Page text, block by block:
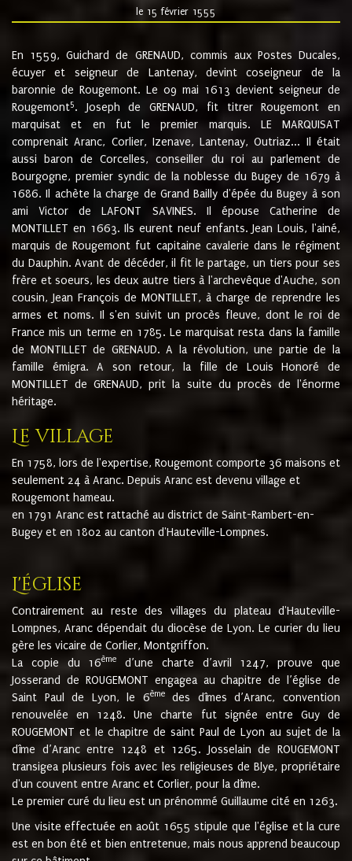
le 15 février 1555
En 1559, Guichard de GRENAUD, commis aux Postes Ducales,
écuyer et seigneur de Lantenay, devint coseigneur de la
baronnie de Rougemont. Le 09 mai 1613 devient seigneur de
Rougemont5. Joseph de GRENAUD, fit titrer Rougemont en
marquisat et en fut le premier marquis. LE MARQUISAT
comprenait Aranc, Corlier, Izenave, Lantenay, Outriaz... Il était
aussi baron de Corcelles, conseiller du roi au parlement de
Bourgogne, premier syndic de la noblesse du Bugey de 1679 à
1686. Il achète la charge de Grand Bailly d'épée du Bugey à son
ami Victor de LAFONT SAVINES. Il épouse Catherine de
MONTILLET en 1663. Ils eurent neuf enfants. Jean Louis, l'ainé,
marquis de Rougemont fut capitaine cavalerie dans le régiment
du Dauphin. Avant de décéder, il fit le partage, un tiers pour ses
frère et soeurs, les deux autre tiers à l'archevêque d'Auche, son
cousin, Jean François de MONTILLET, à charge de reprendre les
armes et noms. Il s'en suivit un procès fleuve, dont le roi de
France mis un terme en 1785. Le marquisat resta dans la famille
de MONTILLET de GRENAUD. A la révolution, une partie de la
famille émigra. A son retour, la fille de Louis Honoré de
MONTILLET de GRENAUD, prit la suite du procès de l'énorme
héritage.
Le village
En 1758, lors de l'expertise, Rougemont comporte 36 maisons et
seulement 24 à Aranc. Depuis Aranc est devenu village et
Rougemont hameau.
en 1791 Aranc est rattaché au district de Saint-Rambert-en-
Bugey et en 1802 au canton d'Hauteville-Lompnes.
L'église
Contrairement au reste des villages du plateau d'Hauteville-
Lompnes, Aranc dépendait du diocèse de Lyon. Le curier du lieu
gère les vicaire de Corlier, Montgriffon.
La copie du 16ème
d’une charte d’avril 1247, prouve que
Josserand de ROUGEMONT engagea au chapitre de l’église de
Saint Paul de Lyon, le 6èmedes dîmes d’Aranc, convention
renouvelée en 1248. Une charte fut signée entre Guy de
ROUGEMONT et le chapitre de saint Paul de Lyon au sujet de la
dîme d’Aranc entre 1248 et 1265. Josselain de ROUGEMONT
transigea plusieurs fois avec les religieuses de Blye, propriétaire
d'un couvent entre Aranc et Corlier, pour la dîme.
Le premier curé du lieu est un prénommé Guillaume cité en 1263.
Une visite effectuée en août 1655 stipule que l'église et la cure
est en bon été et bien entretenue, mais nous apprend beaucoup